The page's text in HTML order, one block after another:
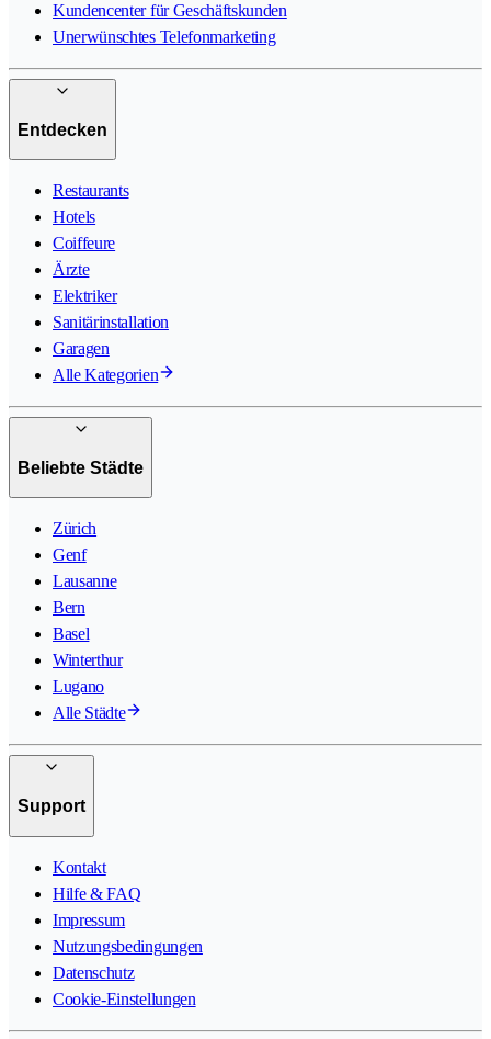
Kundencenter für Geschäftskunden
Unerwünschtes Telefonmarketing
Entdecken
Restaurants
Hotels
Coiffeure
Ärzte
Elektriker
Sanitärinstallation
Garagen
Alle Kategorien
Beliebte Städte
Zürich
Genf
Lausanne
Bern
Basel
Winterthur
Lugano
Alle Städte
Support
Kontakt
Hilfe & FAQ
Impressum
Nutzungsbedingungen
Datenschutz
Cookie-Einstellungen